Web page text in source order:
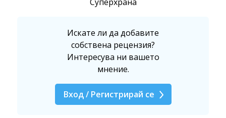
Искате ли да добавите
собствена рецензия?
Интересува ни вашето
мнение.
Вход / Регистрирай се